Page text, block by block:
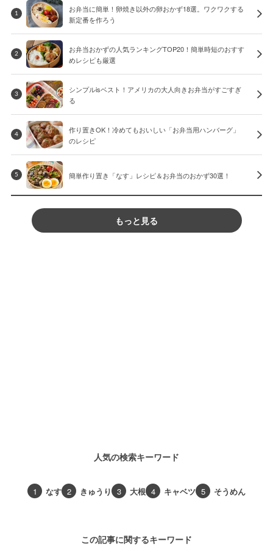
1
お弁当に簡単！卵焼き以外の卵おかず18選。ワクワクする
新定番を作ろう
2
お弁当おかずの人気ランキングTOP20！簡単時短のおすす
めレシピも厳選
3
シンプルisベスト！アメリカの大人向きお弁当がすごすぎ
る
4
作り置きOK！冷めてもおいしい「お弁当用ハンバーグ」
のレシピ
5 簡単作り置き「なす」レシピ＆お弁当のおかず30選！
もっと見る
人気の検索キーワード
1 なす 2 きゅうり 3 大根 4 キャベツ 5 そうめん
この記事に関するキーワード